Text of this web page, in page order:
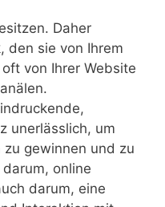
Daher
den sie von Ihrem
von Ihrer Website
unerlässlich, um
gewinnen und zu
online
darum, eine